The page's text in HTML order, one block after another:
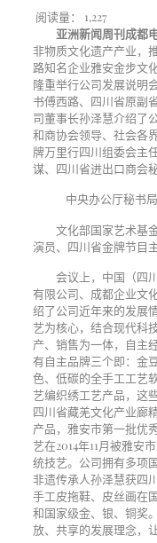
阅读量：
1,227
亚洲新闻周刊成都
非物质文化遗产产业，
路知名企业雅安金步文
隆重举行公司发展说明
书傅西路、四川省原副
司董事长孙泽慧介绍了
和商协会领导、社会各
牌万里行四川组委会主
谋、四川省进出口商会
中央办公厅秘书
文化部国家艺术基
演员、四川省金牌节目
会议上，中国（四
有限公司、成都企业文
绍了公司近年来的发展
艺为核心，结合现代科
产、销售为一体，自主
有自主品牌三个即：金
色、低碳的全手工工艺
艺编织绣工艺产品，这
四川省藏羌文化产业廊
产品，雅安市第一批优
艺在2014年11月被雅安
统技艺。公司拥有多项
非遗传承人孙泽慧获四
手工皮拖鞋、皮丝画在
和国家级金、银、铜奖
放、共享的发展理念，